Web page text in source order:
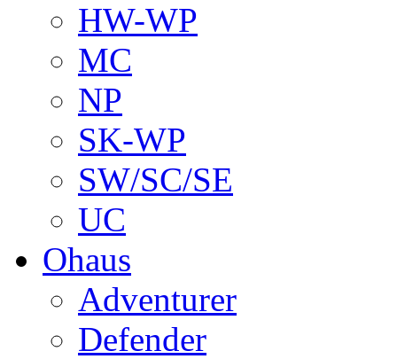
HW-WP
MC
NP
SK-WP
SW/SC/SE
UC
Ohaus
Adventurer
Defender